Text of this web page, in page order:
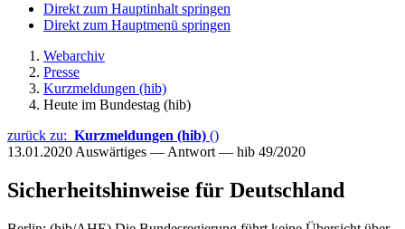
Direkt zum Hauptinhalt springen
Direkt zum Hauptmenü springen
Webarchiv
Presse
Kurzmeldungen (hib)
Heute im Bundestag (hib)
zurück zu: Kurzmeldungen (hib) ()
13.01.2020 Auswärtiges — Antwort — hib 49/2020
Sicherheitshinweise für Deutschland